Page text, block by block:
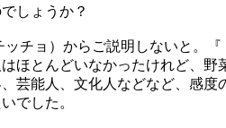
しょうか？
チョ）からご説明しないと。
ほとんどいなかったけれど、
芸能人、文化人などなど、感
でした。